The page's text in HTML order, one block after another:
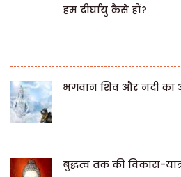
हम दीर्घायु कैसे हों?
भगवान शिव और नंदी का
बुद्धत्व तक की विकास-